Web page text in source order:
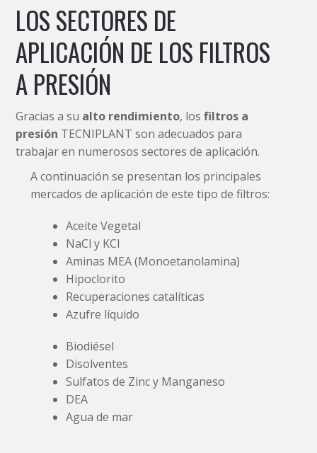
LOS SECTORES DE
APLICACIÓN DE LOS FILTROS
A PRESIÓN
Gracias a su alto rendimiento, losfiltros a
presión TECNIPLANT son adecuados para
trabajar en numerosos sectores de aplicación.
A continuación se presentan los principales
mercados de aplicación de este tipo de filtros:
Aceite Vegetal
NaCl y KCl
Aminas MEA (Monoetanolamina)
Hipoclorito
Recuperaciones catalíticas
Azufre líquido
Biodiésel
Disolventes
Sulfatos de Zinc y Manganeso
DEA
Agua de mar